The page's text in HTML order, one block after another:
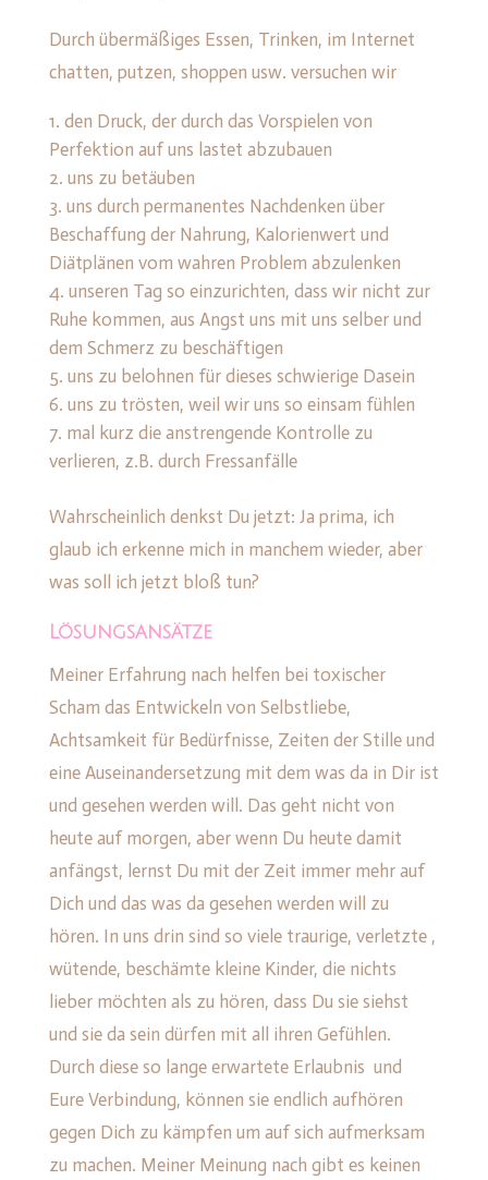
Durch übermäßiges Essen, Trinken, im Internet
chatten, putzen, shoppen usw. versuchen wir
den Druck, der durch das Vorspielen von
Perfektion auf uns lastet abzubauen
uns zu betäuben
uns durch permanentes Nachdenken über
Beschaffung der Nahrung, Kalorienwert und
Diätplänen vom wahren Problem abzulenken
unseren Tag so einzurichten, dass wir nicht zur
Ruhe kommen, aus Angst uns mit uns selber und
dem Schmerz zu beschäftigen
uns zu belohnen für dieses schwierige Dasein
uns zu trösten, weil wir uns so einsam fühlen
mal kurz die anstrengende Kontrolle zu
verlieren, z.B. durch Fressanfälle
Wahrscheinlich denkst Du jetzt: Ja prima, ich
glaub ich erkenne mich in manchem wieder, aber
was soll ich jetzt bloß tun?
Lösungsansätze
Meiner Erfahrung nach helfen bei toxischer
Scham das Entwickeln von Selbstliebe,
Achtsamkeit für Bedürfnisse, Zeiten der Stille und
eine Auseinandersetzung mit dem was da in Dir ist
und gesehen werden will. Das geht nicht von
heute auf morgen, aber wenn Du heute damit
anfängst, lernst Du mit der Zeit immer mehr auf
Dich und das was da gesehen werden will zu
hören. In uns drin sind so viele traurige, verletzte ,
wütende, beschämte kleine Kinder, die nichts
lieber möchten als zu hören, dass Du sie siehst
und sie da sein dürfen mit all ihren Gefühlen.
Durch diese so lange erwartete Erlaubnis und
Eure Verbindung, können sie endlich aufhören
gegen Dich zu kämpfen um auf sich aufmerksam
zu machen. Meiner Meinung nach gibt es keinen